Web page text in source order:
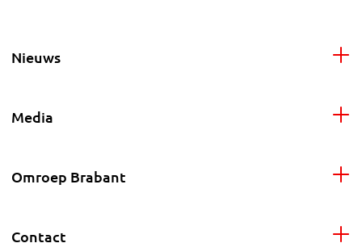
Nieuws
Media
Omroep Brabant
Contact